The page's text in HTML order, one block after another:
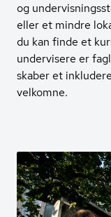
og
eller et mindre
du kan finde et
undervisere er
skaber et
velkomne.